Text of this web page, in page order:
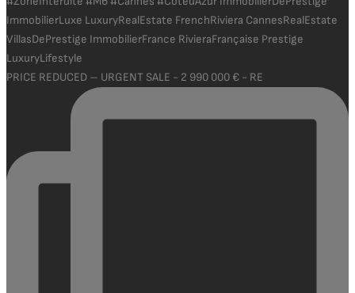
PRICE REDUCED – URGENT SALE - 2 990 000 € - RE